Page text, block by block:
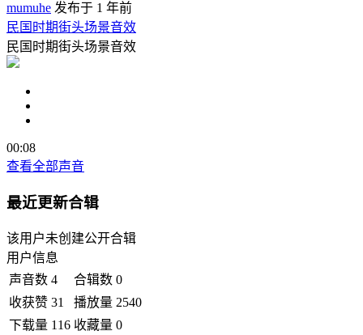
mumuhe 发布于 1 年前
民国时期街头场景音效
民国时期街头场景音效
00:08
查看全部声音
最近更新合辑
该用户未创建公开合辑
用户信息
声音数 4 合辑数 0
收获赞 31 播放量 2540
下载量 116 收藏量 0